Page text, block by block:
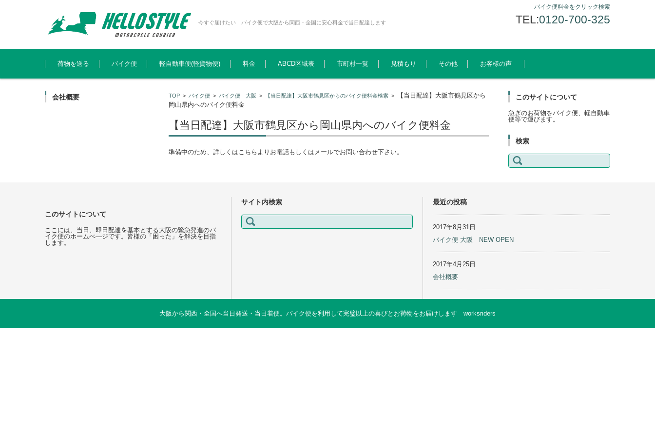
今すぐ届けたい バイク便で大阪から関西・全国に安心料金で当日配達します
バイク便料金をクリック検索
TEL:0120-700-325
コンテンツに移動
荷物を送る
バイク便 軽自動車便(軽貨物便) 料金 ABCD区域表 市町村一覧 見積もり その他 お客様の声
TOP > バイク便 > バイク便 大阪 > 【当日配達】大阪市鶴見区からのバイク便料金検索 >
【当日配達】大阪市鶴見区から
岡山県内へのバイク便料金
【当日配達】大阪市鶴見区から岡山県内へのバイク便料金
準備中のため、詳しくはこちらよりお電話もしくはメールでお問い合わせ下さい。
会社概要 このサイトについて
急ぎのお荷物をバイク便、軽自動車
便等で運びます。
検索
検
索:
このサイトについて
ここには、当日、即日配達を基本とする大阪の緊急発進のバ
イク便のホームぺ―ジです。皆様の「困った」を解決を目指
します。
サイト内検索
検
索:
最近の投稿
2017年8月31日
バイク便 大阪 NEW OPEN
2017年4月25日
会社概要
大阪から関西・全国へ当日発送・当日着便。バイク便を利用して完璧以上の喜びとお荷物をお届けします worksriders